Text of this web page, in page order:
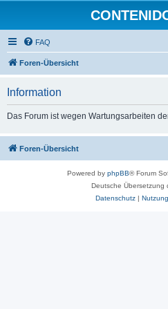
FAQ
Foren-Übersicht
Information
Das Forum ist wegen Wartungsarbeiten
Foren-Übersicht
Powered by phpBB® Forum
Deutsche Übersetzung
Datenschutz|